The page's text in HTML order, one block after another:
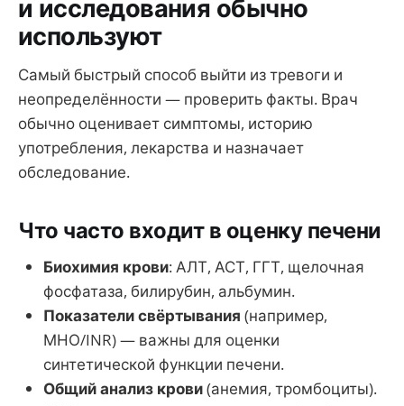
и исследования обычно
используют
Самый быстрый способ выйти из тревоги и
неопределённости — проверить факты. Врач
обычно оценивает симптомы, историю
употребления, лекарства и назначает
обследование.
Что часто входит в оценку печени
Биохимия крови: АЛТ, АСТ, ГГТ, щелочная
фосфатаза, билирубин, альбумин.
Показатели свёртывания (например,
МНО/INR) — важны для оценки
синтетической функции печени.
Общий анализ крови(анемия, тромбоциты).